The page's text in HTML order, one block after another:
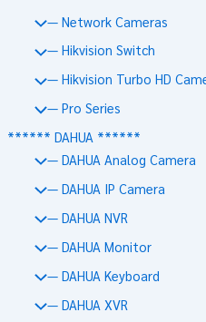
— Network Cameras
— Hikvision Switch
— Hikvision Turbo HD
— Pro Series
****** DAHUA ******
— DAHUA Analog Camera
— DAHUA IP Camera
— DAHUA NVR
— DAHUA Monitor
— DAHUA Keyboard
— DAHUA XVR